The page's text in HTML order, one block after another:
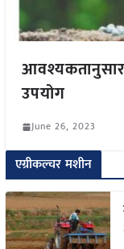
आवश्यकतानुसार
उपयोग
June 26, 2023
एग्रीकल्चर मशीन